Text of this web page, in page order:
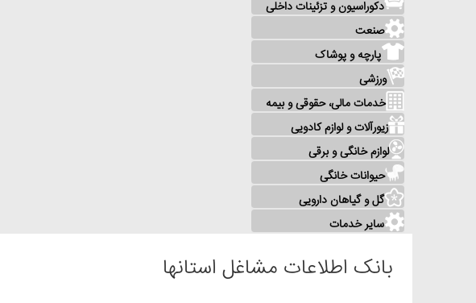
دکوراسیون و تزئینات داخلی
صنعت
پارچه و پوشاک
ورزشی
خدمات مالی، حقوقی و بیمه
زیورآلات و لوازم کادویی
لوازم خانگی و برقی
حیوانات خانگی
گل و گیاهان دارویی
سایر خدمات
بانک اطلاعات مشاغل استانها